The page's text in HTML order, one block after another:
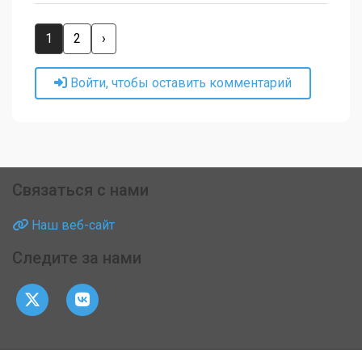
1 2 ›
Войти, чтобы оставить комментарий
Связаться с нами
Наш веб-сайт
Следите за нами